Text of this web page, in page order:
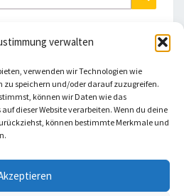
verwalten
verwenden wir Technologien wie
zu speichern und/oder darauf zuzugreifen.
können wir Daten wie das
dieser Website verarbeiten. Wenn du deine
können bestimmte Merkmale und